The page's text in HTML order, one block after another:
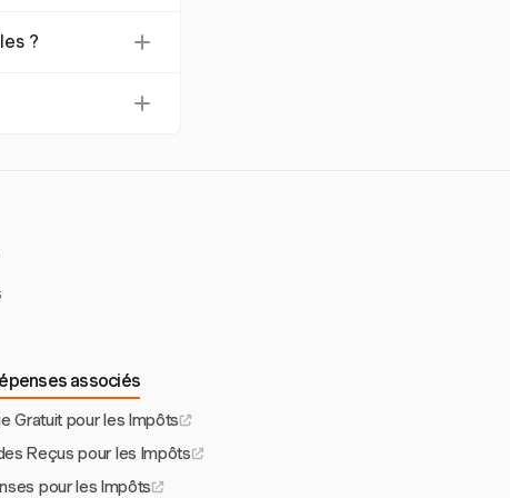
que les
?
numériques
associés
Gratuit pour les Impôts
Reçus pour les Impôts
pour les Impôts